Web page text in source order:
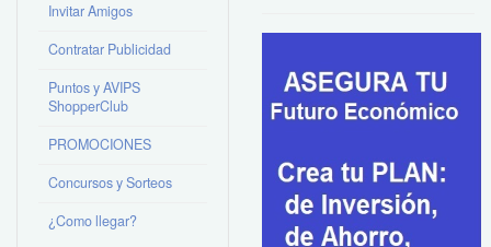
Invitar Amigos
Contratar Publicidad
Puntos y AVIPS
ShopperClub
PROMOCIONES
Concursos y Sorteos
¿Como llegar?